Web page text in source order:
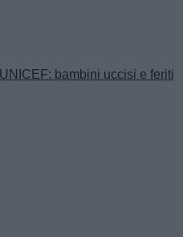
bambini uccisi e feriti